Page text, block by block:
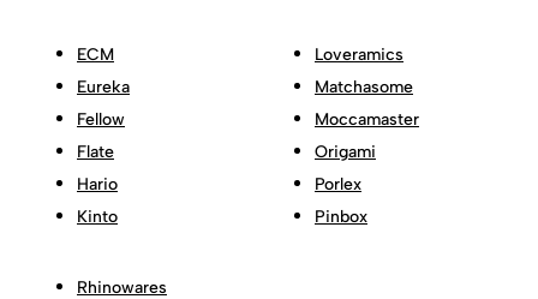
ECM
Eureka
Fellow
Flate
Hario
Kinto
Loveramics
Matchasome
Moccamaster
Origami
Porlex
Pinbox
Rhinowares